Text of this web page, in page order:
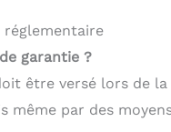
garantie ?
être versé lors de
même par des